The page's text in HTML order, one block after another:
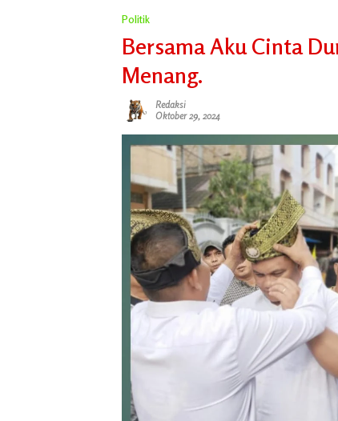
Politik
Bersama Aku Cinta
Menang.
Redaksi
Oktober 29, 2024